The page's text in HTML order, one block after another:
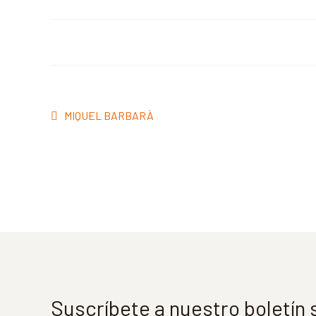
Navegación
Anterior:
MIQUEL BARBARÀ
Suscríbete a nuestro boletín